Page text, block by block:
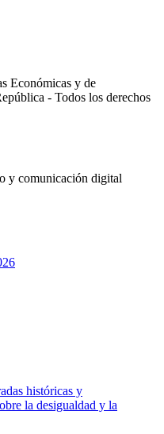
Económicas y de
- Todos los derechos
y comunicación digital
históricas y
la desigualdad y la